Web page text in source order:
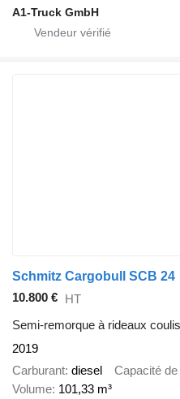
A1-Truck GmbH
Schmitz Cargobull SCB 24
10.800 € HT
Semi-remorque à rideaux
2019
Carburant diesel Capacité
Volume 101,33 m³